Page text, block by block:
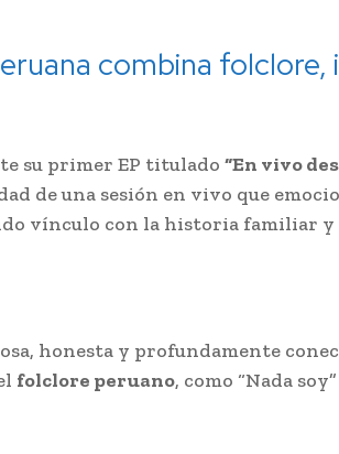
combina folclore,
su primer EP titulado “En vivo
una sesión en vivo que
vínculo con la historia familiar y
honesta y profundamente
folclore peruano, como “Nada